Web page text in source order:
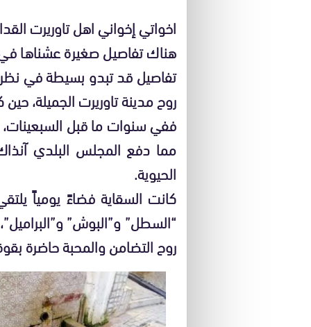
اخواتي إخواني اهل تاوريرت
هناك تفاصيل صغيرة عشناها
تفاصيل قد تبدو بسيطة في نظر
روح مدينة تاوريرت الجميلة،
ففي سنوات ما قبل السبعينات،
مما دفع المجلس البلدي
الحيوية.
كانت السقاية فضاءً يومياً
“السطل” و”البوش”
روح التضامن والمحبة حاضرة